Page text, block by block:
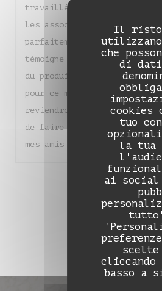
Il
che
di dati
cookies
tuo
la tua
ai social
scelte
basso a
travaillés avec une finesse
les associations de saveurs
parfaitement équilibrées.
témoigne d'un réel savoir-
du produit. Un grand bravo
pour ce moment de pure
reviendrons sans hésiter et
de faire découvrir ce
mes amis !
1 2